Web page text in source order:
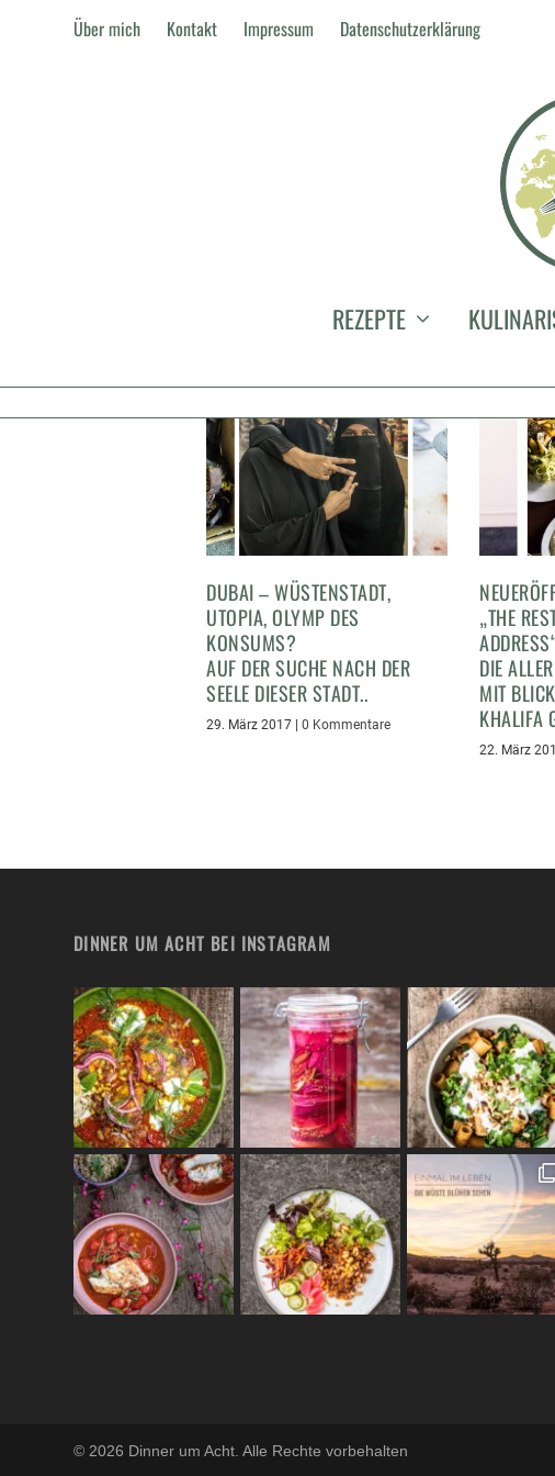
Über mich Kontakt Impressum Datenschutzerklärung
REZEPTE
DUBAI – WÜSTENSTADT,
UTOPIA, OLYMP DES
KONSUMS?
AUF DER SUCHE NACH DER
SEELE DIESER STADT..
29. März 2017 |0 Kommentare
„THE
DIE
MIT
KHALIFA
22. März
DINNER UM ACHT BEI INSTAGRAM
© 2026 Dinner um Acht. Alle Rechte vorbehalten